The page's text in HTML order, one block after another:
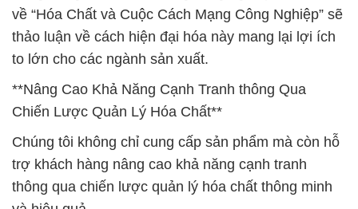
về “Hóa Chất và Cuộc Cách Mạng Công Nghiệp” sẽ
thảo luận về cách hiện đại hóa này mang lại lợi ích
to lớn cho các ngành sản xuất.
**Nâng Cao Khả Năng Cạnh Tranh thông Qua
Chiến Lược Quản Lý Hóa Chất**
Chúng tôi không chỉ cung cấp sản phẩm mà còn hỗ
trợ khách hàng nâng cao khả năng cạnh tranh
thông qua chiến lược quản lý hóa chất thông minh